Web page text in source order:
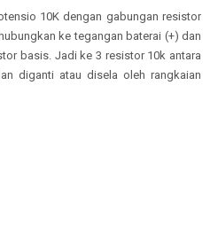
10K dengan gabungan resistor
ke tegangan baterai (+) dan
basis. Jadi ke 3 resistor 10k antara
diganti atau disela oleh rangkaian